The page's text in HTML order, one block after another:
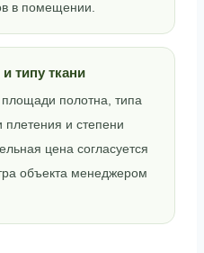
в помещении.
типу ткани
площади полотна, типа
плетения и степени
цена согласуется
объекта менеджером